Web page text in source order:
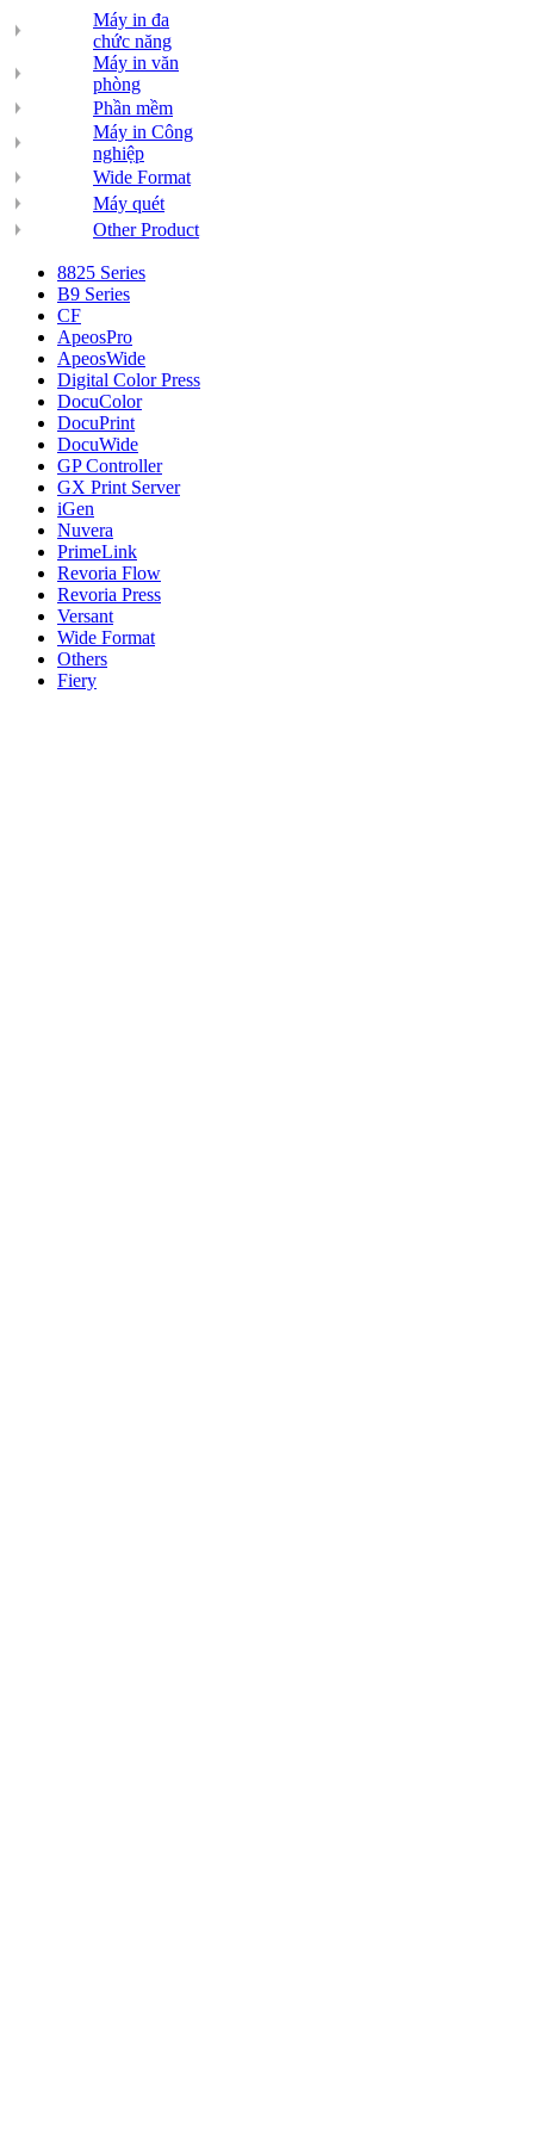
Máy in đa
chức năng
Máy in văn
phòng
Phần mềm
Máy in Công
nghiệp
Wide Format
Máy quét
Other Product
8825 Series
B9 Series
CF
ApeosPro
ApeosWide
Digital Color Press
DocuColor
DocuPrint
DocuWide
GP Controller
GX Print Server
iGen
Nuvera
PrimeLink
Revoria Flow
Revoria Press
Versant
Wide Format
Others
Fiery